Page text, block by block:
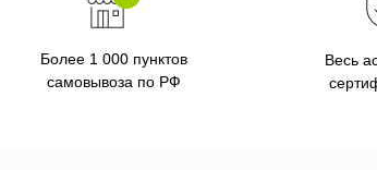
Более 1 000 пунктов
самовывоза по РФ
Весь